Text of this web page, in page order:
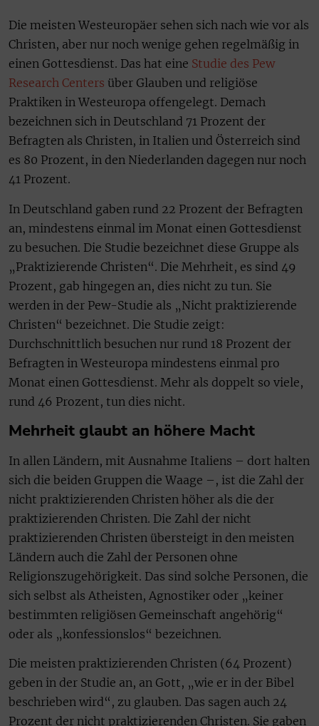
Die meisten Westeuropäer sehen sich nach wie vor als
Christen, aber nur noch wenige gehen regelmäßig in
einen Gottesdienst. Das hat eine Studie des Pew
Research Centers über Glauben und religiöse
Praktiken in Westeuropa offengelegt. Demach
bezeichnen sich in Deutschland 71 Prozent der
Befragten als Christen, in Italien und Österreich sind
es 80 Prozent, in den Niederlanden dagegen nur noch
41 Prozent.
In Deutschland gaben rund 22 Prozent der Befragten
an, mindestens einmal im Monat einen Gottesdienst
zu besuchen. Die Studie bezeichnet diese Gruppe als
„Praktizierende Christen“. Die Mehrheit, es sind 49
Prozent, gab hingegen an, dies nicht zu tun. Sie
werden in der Pew-Studie als „Nicht praktizierende
Christen“ bezeichnet. Die Studie zeigt:
Durchschnittlich besuchen nur rund 18 Prozent der
Befragten in Westeuropa mindestens einmal pro
Monat einen Gottesdienst. Mehr als doppelt so viele,
rund 46 Prozent, tun dies nicht.
Mehrheit glaubt an höhere Macht
In allen Ländern, mit Ausnahme Italiens – dort halten
sich die beiden Gruppen die Waage –, ist die Zahl der
nicht praktizierenden Christen höher als die der
praktizierenden Christen. Die Zahl der nicht
praktizierenden Christen übersteigt in den meisten
Ländern auch die Zahl der Personen ohne
Religionszugehörigkeit. Das sind solche Personen, die
sich selbst als Atheisten, Agnostiker oder „keiner
bestimmten religiösen Gemeinschaft angehörig“
oder als „konfessionslos“ bezeichnen.
Die meisten praktizierenden Christen (64 Prozent)
geben in der Studie an, an Gott, „wie er in der Bibel
beschrieben wird“, zu glauben. Das sagen auch 24
Prozent der nicht praktizierenden Christen. Sie gaben